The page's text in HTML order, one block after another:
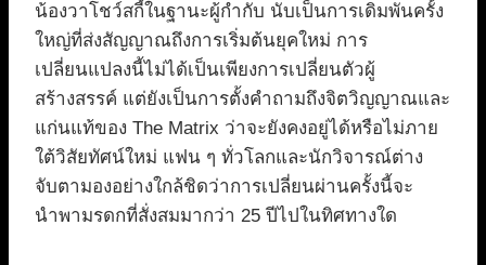
น้องวาโชว์สกี้ในฐานะผู้กำกับ นับเป็นการเดิมพันครั้ง
ใหญ่ที่ส่งสัญญาณถึงการเริ่มต้นยุคใหม่ การ
เปลี่ยนแปลงนี้ไม่ได้เป็นเพียงการเปลี่ยนตัวผู้
สร้างสรรค์ แต่ยังเป็นการตั้งคำถามถึงจิตวิญญาณและ
แก่นแท้ของ The Matrix ว่าจะยังคงอยู่ได้หรือไม่ภาย
ใต้วิสัยทัศน์ใหม่ แฟน ๆ ทั่วโลกและนักวิจารณ์ต่าง
จับตามองอย่างใกล้ชิดว่าการเปลี่ยนผ่านครั้งนี้จะ
นำพามรดกที่สั่งสมมากว่า 25 ปีไปในทิศทางใด